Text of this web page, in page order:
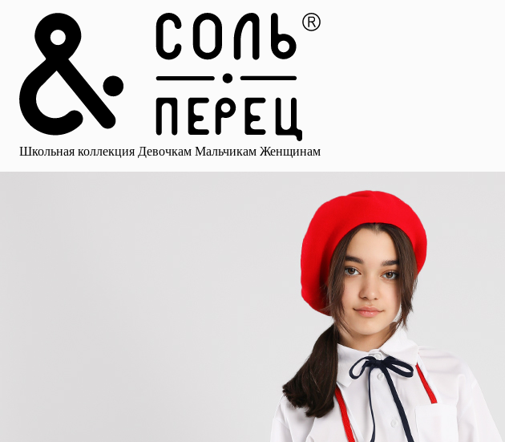
Школьная коллекция Девочкам Мальчикам Женщинам
Главная
Каталог
Избранное
Профиль
Корзина
Школьная коллекция
Мальчикам Женщинам
Брюки для мальчиков
для девочек Носки Рубашки Платья и сарафаны Юбки